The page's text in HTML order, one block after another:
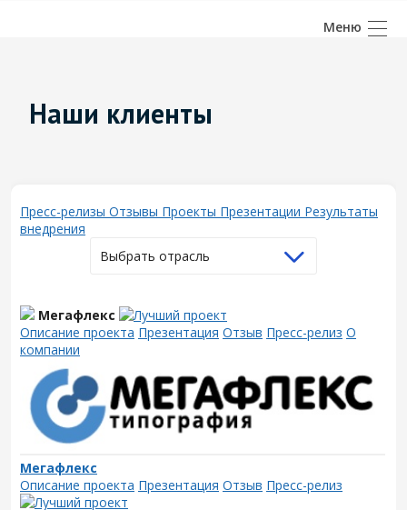
Наши клиенты
Пресс-релизы Отзывы Проекты Презентации Результаты
внедрения
Выбрать отрасль
Мегафлекс
Описание проекта Презентация Отзыв Пресс-релиз О
компании
Мегафлекс
Описание проекта Презентация Отзыв Пресс-релиз